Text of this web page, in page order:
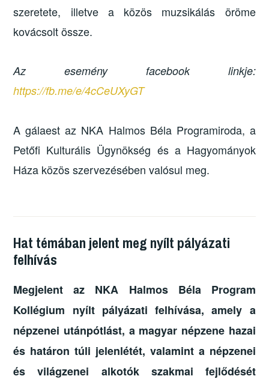
szeretete, illetve a közös muzsikálás öröme
kovácsolt össze.
Az esemény facebook linkje:
https://fb.me/e/4cCeUXyGT
A gálaest az NKA Halmos Béla Programiroda, a
Petőfi Kulturális Ügynökség és a Hagyományok
Háza közös szervezésében valósul meg.
Hat témában jelent meg nyílt pályázati
felhívás
Megjelent az NKA Halmos Béla Program
Kollégium nyílt pályázati felhívása, amely a
népzenei utánpótlást, a magyar népzene hazai
és határon túli jelenlétét, valamint a népzenei
és világzenei alkotók szakmai fejlődését